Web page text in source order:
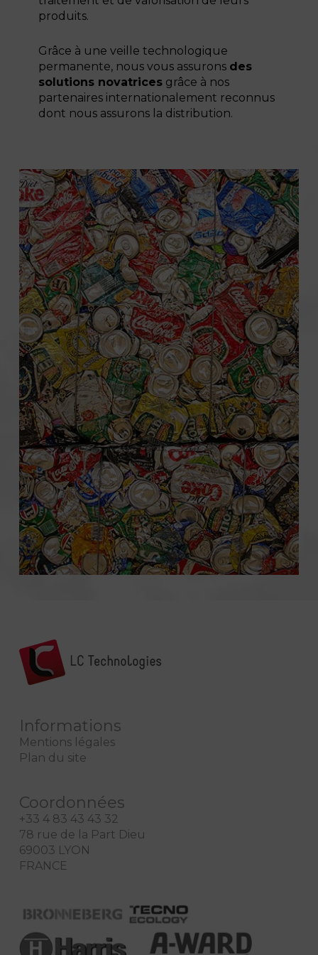
produits.
Grâce à une veille technologique
permanente, nous vous assurons des
solutions novatricesgrâce à nos
partenaires internationalement reconnus
dont nous assurons la distribution.
Informations
Mentions légales
Plan du site
Coordonnées
+33 4 83 43 43 32
78 rue de la Part Dieu
69003 LYON
FRANCE